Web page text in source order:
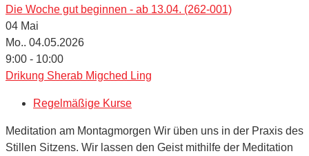
Die Woche gut beginnen - ab 13.04. (262-001)
04 Mai
Mo.. 04.05.2026
9:00 - 10:00
Drikung Sherab Migched Ling
Regelmäßige Kurse
Meditation am Montagmorgen Wir üben uns in der Praxis des
Stillen Sitzens. Wir lassen den Geist mithilfe der Meditation